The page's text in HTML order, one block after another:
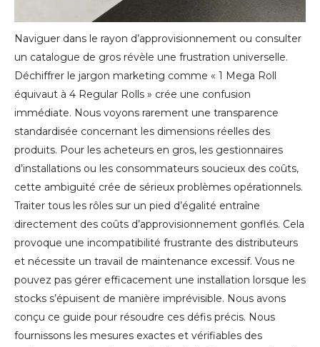
Naviguer dans le rayon d’approvisionnement ou consulter
un catalogue de gros révèle une frustration universelle.
Déchiffrer le jargon marketing comme « 1 Mega Roll
équivaut à 4 Regular Rolls » crée une confusion
immédiate. Nous voyons rarement une transparence
standardisée concernant les dimensions réelles des
produits. Pour les acheteurs en gros, les gestionnaires
d’installations ou les consommateurs soucieux des coûts,
cette ambiguïté crée de sérieux problèmes opérationnels.
Traiter tous les rôles sur un pied d’égalité entraîne
directement des coûts d’approvisionnement gonflés. Cela
provoque une incompatibilité frustrante des distributeurs
et nécessite un travail de maintenance excessif. Vous ne
pouvez pas gérer efficacement une installation lorsque les
stocks s’épuisent de manière imprévisible. Nous avons
conçu ce guide pour résoudre ces défis précis. Nous
fournissons les mesures exactes et vérifiables des